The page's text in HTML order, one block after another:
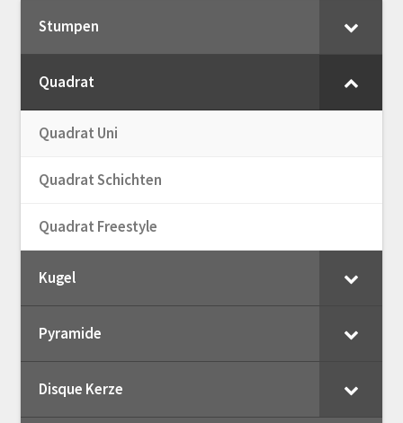
Stumpen
Quadrat
Quadrat Uni
Quadrat Schichten
Quadrat Freestyle
Kugel
Pyramide
Disque Kerze